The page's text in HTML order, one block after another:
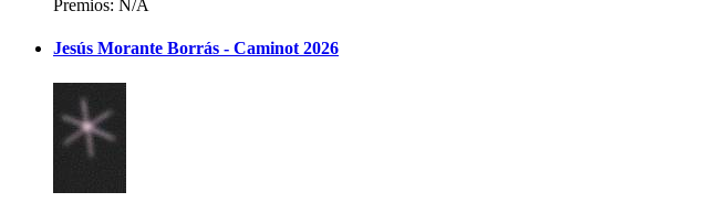
Premios: N/A
Jesús Morante Borrás - Caminot 2026